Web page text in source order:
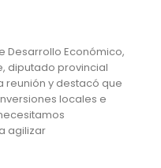
Desarrollo Económico,
diputado provincial
reunión y destacó que
locales e
agilizar